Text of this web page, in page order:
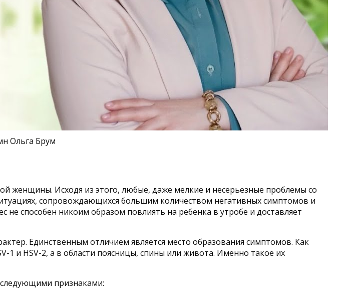
Ольга Брум
женщины. Исходя из этого, любые, даже мелкие и несерьезные проблемы со
сопровождающихся большим количеством негативных симптомов и
способен никоим образом повлиять на ребенка в утробе и доставляет
Единственным отличием является место образования симптомов. Как
1 и HSV-2, а в области поясницы, спины или живота. Именно такое их
признаками: